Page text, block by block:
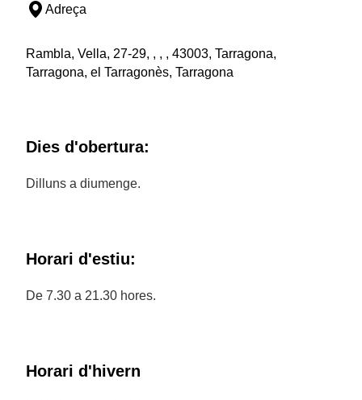
Adreça
Rambla, Vella, 27-29, , , , 43003, Tarragona,
Tarragona, el Tarragonès, Tarragona
Dies d'obertura:
Dilluns a diumenge.
Horari d'estiu:
De 7.30 a 21.30 hores.
Horari d'hivern